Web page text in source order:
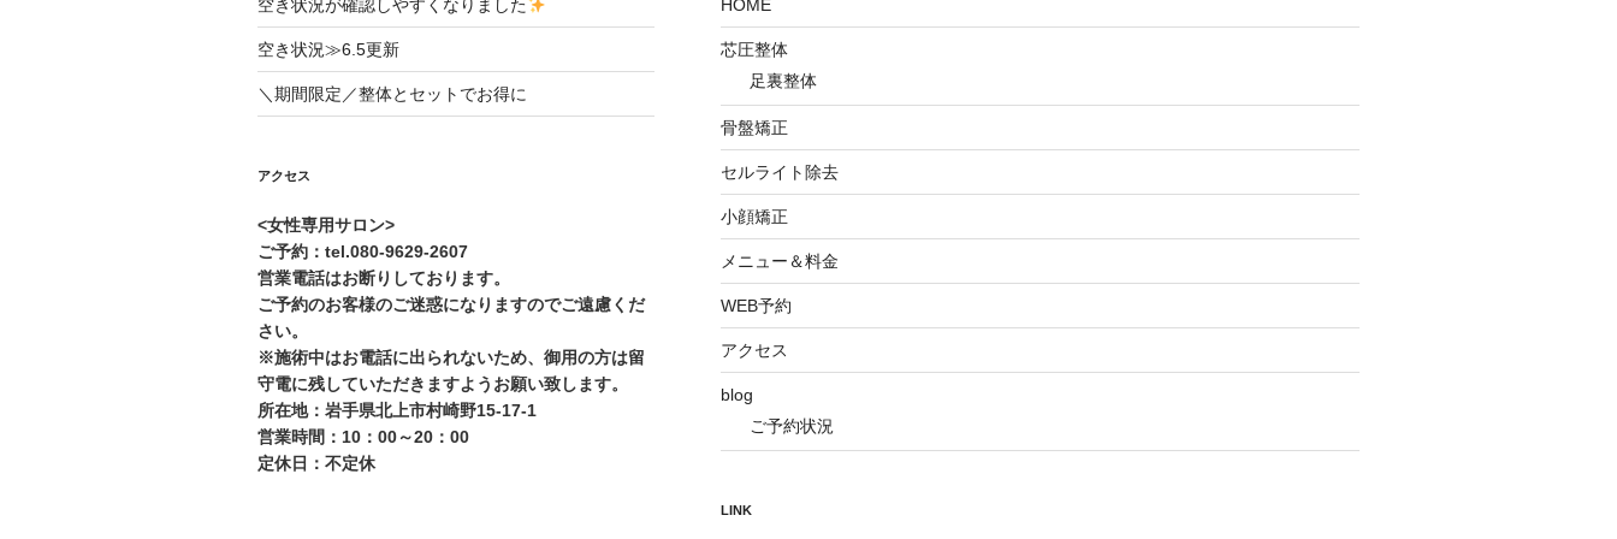
ン
空き状況が確認しやすくなりました
空き状況≫6.5更新
＼期間限定／整体とセットでお得に
アクセス
<女性専用サロン>
ご予約：tel.080-9629-2607
営業電話はお断りしております。
ご予約のお客様のご迷惑になりますのでご遠慮くだ
さい。
※施術中はお電話に出られないため、御用の方は留
守電に残していただきますようお願い致します。
所在地：岩手県北上市村崎野15-17-1
営業時間：10：00～20：00
定休日：不定休
HOME
芯圧整体
足裏整体
骨盤矯正
セルライト除去
小顔矯正
メニュー＆料金
WEB予約
アクセス
blog
ご予約状況
LINK